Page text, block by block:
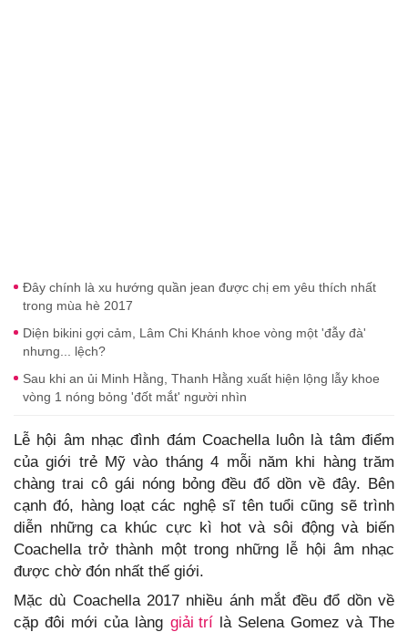
Đây chính là xu hướng quần jean được chị em yêu thích nhất
trong mùa hè 2017
Diện bikini gợi cảm, Lâm Chi Khánh khoe vòng một 'đẫy đà'
nhưng... lệch?
Sau khi an ủi Minh Hằng, Thanh Hằng xuất hiện lộng lẫy khoe
vòng 1 nóng bỏng 'đốt mắt' người nhìn
Lễ hội âm nhạc đình đám Coachella luôn là tâm điểm
của giới trẻ Mỹ vào tháng 4 mỗi năm khi hàng trăm
chàng trai cô gái nóng bỏng đều đổ dồn về đây. Bên
cạnh đó, hàng loạt các nghệ sĩ tên tuổi cũng sẽ trình
diễn những ca khúc cực kì hot và sôi động và biến
Coachella trở thành một trong những lễ hội âm nhạc
được chờ đón nhất thế giới.
Mặc dù Coachella 2017 nhiều ánh mắt đều đổ dồn về
cặp đôi mới của làng giải trílà Selena Gomez và The